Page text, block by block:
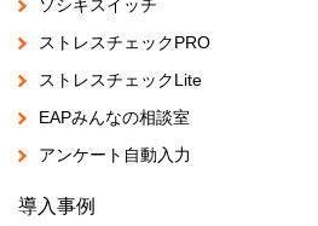
ソシキスイッチ
ストレスチェックPRO
ストレスチェックLite
EAPみんなの相談室
アンケート自動入力
導入事例